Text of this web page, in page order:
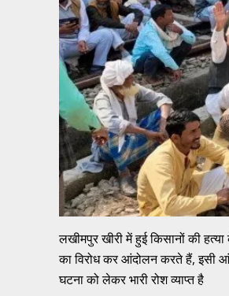
लखीमपुर खीरी में हुई किसानों की
का विरोध कर आंदोलन करते हैं, इसी
घटना को लेकर भारी रोश व्याप्त है